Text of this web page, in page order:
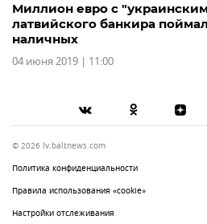
Миллион евро с
латвийского банкира
наличных
04 июня 2019 | 11:00
© 2026 lv.baltnews.com
Политика конфиденциальности
Правила использования «cookie»
Настройки отслеживания